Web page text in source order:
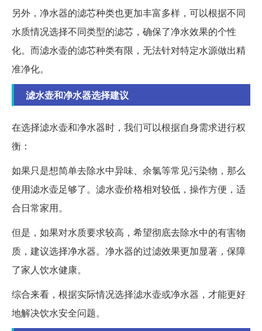
另外，净水器的滤芯种类也更加丰富多样，可以根据不同
水质情况选择不同类型的滤芯，确保了净水效果的个性
化。而滤水壶的滤芯种类有限，无法针对特定水源做出精
准净化。
滤水壶和净水器选择建议
在选择滤水壶和净水器时，我们可以根据自身需求进行权
衡：
如果只是想简单去除水中异味、余氯等常见污染物，那么
使用滤水壶足够了。滤水壶价格相对较低，操作方便，适
合日常家用。
但是，如果对水质要求较高，希望彻底去除水中的有害物
质，建议选择净水器。净水器的过滤效果更加显著，保障
了家人饮水健康。
综合来看，根据实际情况选择滤水壶或净水器，才能更好
地解决饮水安全问题。